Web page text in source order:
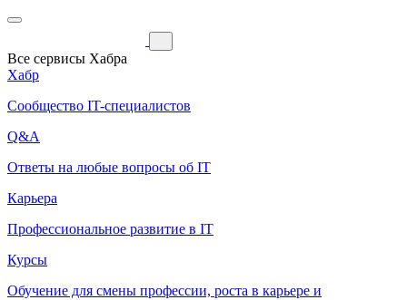
Все сервисы Хабра
Хабр
Сообщество IT-специалистов
Q&A
Ответы на любые вопросы об IT
Карьера
Профессиональное развитие в IT
Курсы
Обучение для смены профессии, роста в карьере и